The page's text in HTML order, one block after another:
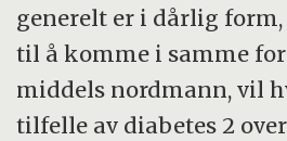
generelt er i dårlig form,
til å komme i samme
middels nordmann, vil
tilfelle av diabetes 2